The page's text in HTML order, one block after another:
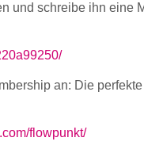
und schreibe ihn eine
an: Die
flowpunkt/